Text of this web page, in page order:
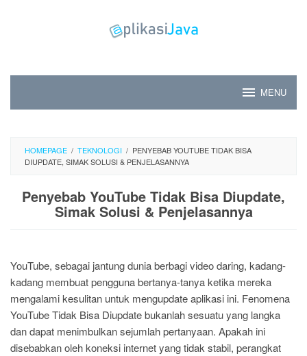
MENU
HOMEPAGE / TEKNOLOGI / PENYEBAB YOUTUBE TIDAK BISA
DIUPDATE, SIMAK SOLUSI & PENJELASANNYA
Penyebab YouTube Tidak Bisa Diupdate,
Simak Solusi & Penjelasannya
YouTube, sebagai jantung dunia berbagi video daring, kadang-
kadang membuat pengguna bertanya-tanya ketika mereka
mengalami kesulitan untuk mengupdate aplikasi ini. Fenomena
YouTube Tidak Bisa Diupdate bukanlah sesuatu yang langka
dan dapat menimbulkan sejumlah pertanyaan. Apakah ini
disebabkan oleh koneksi internet yang tidak stabil, perangkat